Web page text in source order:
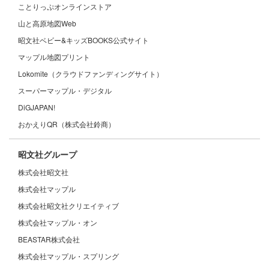
ことりっぷオンラインストア
山と高原地図Web
昭文社ベビー&キッズBOOKS公式サイト
マップル地図プリント
Lokomite（クラウドファンディングサイト）
スーパーマップル・デジタル
DiGJAPAN!
おかえりQR（株式会社鈴商）
昭文社グループ
株式会社昭文社
株式会社マップル
株式会社昭文社クリエイティブ
株式会社マップル・オン
BEASTAR株式会社
株式会社マップル・スプリング